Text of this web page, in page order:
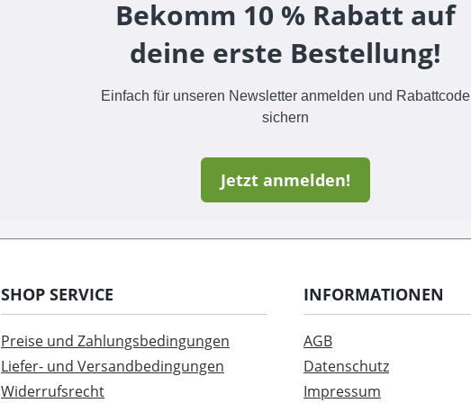
Bekomm 10 % Rabatt auf
deine erste Bestellung!
Einfach für unseren Newsletter anmelden und Rabattcode
sichern
Jetzt anmelden!
SHOP SERVICE
Preise und Zahlungsbedingungen
Liefer- und Versandbedingungen
Widerrufsrecht
INFORMATIONEN
AGB
Datenschutz
Impressum